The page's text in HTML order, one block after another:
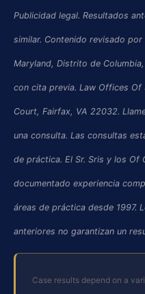
Publicidad legal. Resultados
similar. Contenido revisado
Maryland, Distrito de
con cita previa. Law Offices
Court, Fairfax, VA 22032.
una consulta. Las consultas
de práctica. El Sr. Sris y los Of
documentado experiencia
áreas de práctica desde 1997.
anteriores no garantizan un
Case results depend on a